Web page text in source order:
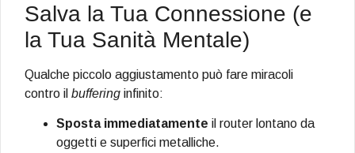
Salva la Tua Connessione (e
la Tua Sanità Mentale)
Qualche piccolo aggiustamento può fare miracoli
contro il buffering infinito:
Sposta immediatamente il router lontano da
oggetti e superfici metalliche.